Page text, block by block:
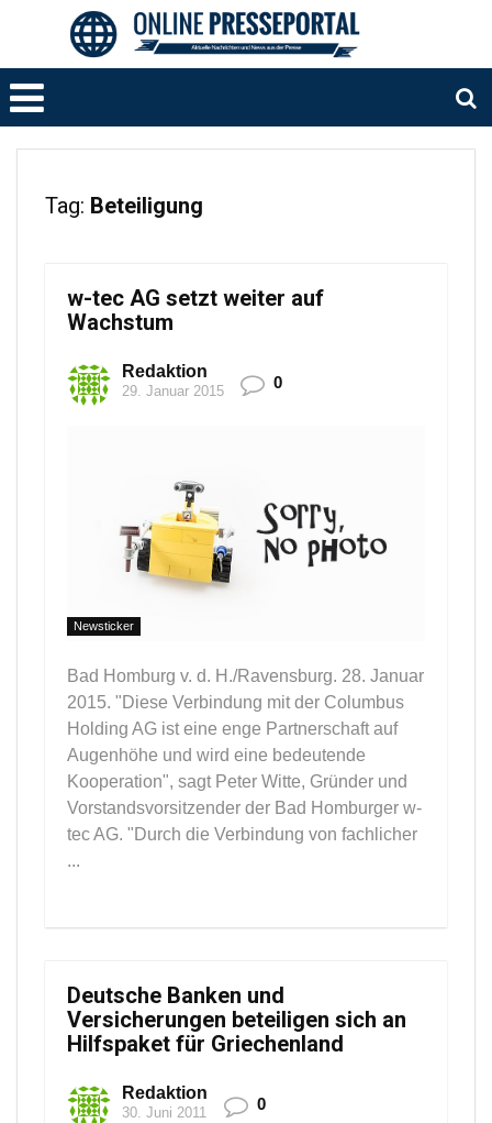
Tag: Beteiligung
w-tec AG setzt weiter auf
Wachstum
Redaktion
29. Januar 2015 0
Newsticker
Bad Homburg v. d. H./Ravensburg. 28. Januar
2015. "Diese Verbindung mit der Columbus
Holding AG ist eine enge Partnerschaft auf
Augenhöhe und wird eine bedeutende
Kooperation", sagt Peter Witte, Gründer und
Vorstandsvorsitzender der Bad Homburger w-
tec AG. "Durch die Verbindung von fachlicher
...
Deutsche Banken und
Versicherungen beteiligen sich an
Hilfspaket für Griechenland
Redaktion
30. Juni 2011 0